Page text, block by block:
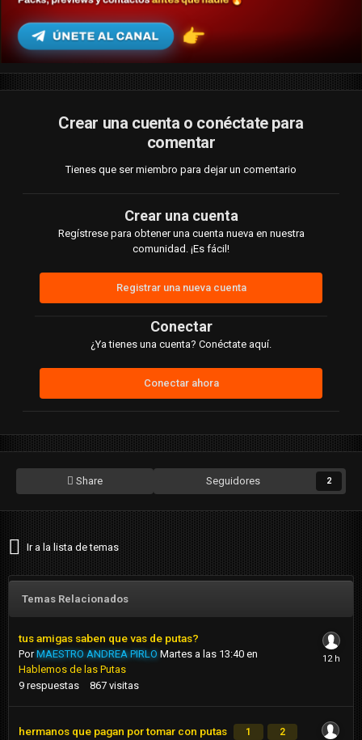
Crear una cuenta o conéctate para
comentar
Tienes que ser miembro para dejar un comentario
Crear una cuenta
Regístrese para obtener una cuenta nueva en nuestra
comunidad. ¡Es fácil!
Registrar una nueva cuenta
Conectar
¿Ya tienes una cuenta? Conéctate aquí.
Conectar ahora
Share Seguidores 2
Ir a la lista de temas
Temas Relacionados
tus amigas saben que vas de putas?
PorMAESTRO ANDREA PIRLO Martes a las 13:40 en
Hablemos de las Putas
9 respuestas 867 visitas
hermanos que pagan por tomar con putas 1 2